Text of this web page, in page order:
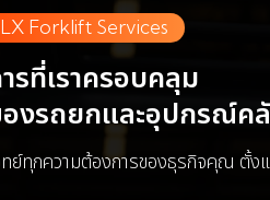
Forklift Services
รที่เราครอบคลุม
องรถยกและอุปกรณ์ค
ย์ทุกความต้องการของธุรกิจคุณ ตั้ง